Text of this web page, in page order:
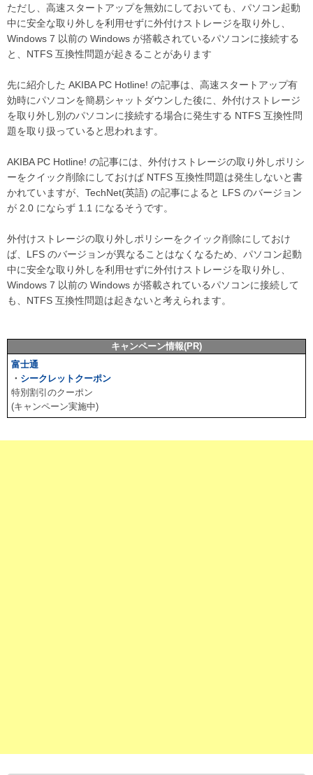
ただし、高速スタートアップを無効にしておいても、パソコン起動
中に安全な取り外しを利用せずに外付けストレージを取り外し、
Windows 7 以前の Windows が搭載されているパソコンに接続する
と、NTFS 互換性問題が起きることがあります
先に紹介した AKIBA PC Hotline! の記事は、高速スタートアップ有
効時にパソコンを簡易シャットダウンした後に、外付けストレージ
を取り外し別のパソコンに接続する場合に発生する NTFS 互換性問
題を取り扱っていると思われます。
AKIBA PC Hotline! の記事には、外付けストレージの取り外しポリシ
ーをクイック削除にしておけば NTFS 互換性問題は発生しないと書
かれていますが、TechNet(英語) の記事によると LFS のバージョン
が 2.0 にならず 1.1 になるそうです。
外付けストレージの取り外しポリシーをクイック削除にしておけ
ば、LFS のバージョンが異なることはなくなるため、パソコン起動
中に安全な取り外しを利用せずに外付けストレージを取り外し、
Windows 7 以前の Windows が搭載されているパソコンに接続して
も、NTFS 互換性問題は起きないと考えられます。
キャンペーン情報(PR)
富士通
・ シークレットクーポン
特別割引のクーポン
(キャンペーン実施中)